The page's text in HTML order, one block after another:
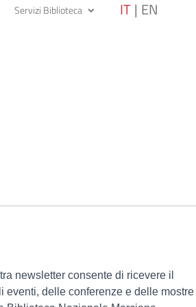
Servizi Biblioteca
IT EN